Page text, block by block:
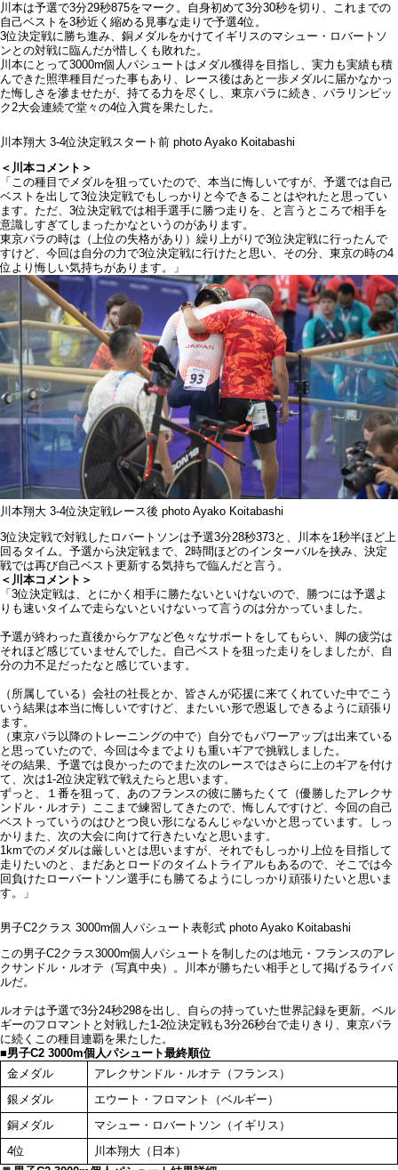
川本は予選で3分29秒875をマーク。自身初めて3分30秒を切り、これまでの
自己ベストを3秒近く縮める見事な走りで予選4位。
3位決定戦に勝ち進み、銅メダルをかけてイギリスのマシュー・ロバートソ
ンとの対戦に臨んだが惜しくも敗れた。
川本にとって3000m個人パシュートはメダル獲得を目指し、実力も実績も積
んできた照準種目だった事もあり、レース後はあと一歩メダルに届かなかっ
た悔しさを滲ませたが、持てる力を尽くし、東京パラに続き、パラリンピッ
ク2大会連続で堂々の4位入賞を果たした。
川本翔大 3-4位決定戦スタート前 photo Ayako Koitabashi
＜川本コメント＞
「この種目でメダルを狙っていたので、本当に悔しいですが、予選では自己
ベストを出して3位決定戦でもしっかりと今できることはやれたと思ってい
ます。ただ、3位決定戦では相手選手に勝つ走りを、と言うところで相手を
意識しすぎてしまったかなというのがあります。
東京パラの時は（上位の失格があり）繰り上がりで3位決定戦に行ったんで
すけど、今回は自分の力で3位決定戦に行けたと思い、その分、東京の時の4
位より悔しい気持ちがあります。」
川本翔大 3-4位決定戦レース後 photo Ayako Koitabashi
3位決定戦で対戦したロバートソンは予選3分28秒373と、川本を1秒半ほど上
回るタイム。予選から決定戦まで、2時間ほどのインターバルを挟み、決定
戦では再び自己ベスト更新する気持ちで臨んだと言う。
＜川本コメント＞
「3位決定戦は、とにかく相手に勝たないといけないので、勝つには予選よ
りも速いタイムで走らないといけないって言うのは分かっていました。
予選が終わった直後からケアなど色々なサポートをしてもらい、脚の疲労は
それほど感じていませんでした。自己ベストを狙った走りをしましたが、自
分の力不足だったなと感じています。
（所属している）会社の社長とか、皆さんが応援に来てくれていた中でこう
いう結果は本当に悔しいですけど、またいい形で恩返しできるように頑張り
ます。
（東京パラ以降のトレーニングの中で）自分でもパワーアップは出来ている
と思っていたので、今回は今までよりも重いギアで挑戦しました。
その結果、予選では良かったのでまた次のレースではさらに上のギアを付け
て、次は1-2位決定戦で戦えたらと思います。
ずっと、１番を狙って、あのフランスの彼に勝ちたくて（優勝したアレクサ
ンドル・ルオテ）ここまで練習してきたので、悔しんですけど、今回の自己
ベストっていうのはひとつ良い形になるんじゃないかと思っています。しっ
かりまた、次の大会に向けて行きたいなと思います。
1kmでのメダルは厳しいとは思いますが、それでもしっかり上位を目指して
走りたいのと、まだあとロードのタイムトライアルもあるので、そこでは今
回負けたローバートソン選手にも勝てるようにしっかり頑張りたいと思いま
す。」
男子C2クラス 3000m個人パシュート表彰式 photo Ayako Koitabashi
この男子C2クラス3000m個人パシュートを制したのは地元・フランスのアレ
クサンドル・ルオテ（写真中央）。川本が勝ちたい相手として掲げるライバ
ルだ。
ルオテは予選で3分24秒298を出し、自らの持っていた世界記録を更新。ベル
ギーのフロマントと対戦した1-2位決定戦も3分26秒台で走りきり、東京パラ
に続くこの種目連覇を果たした。
■男子C2 3000m個人パシュート最終順位
金メダル
アレクサンドル・ルオテ（フランス）
銀メダル
エウート・フロマント（ベルギー）
銅メダル
マシュー・ロバートソン（イギリス）
4位
川本翔大（日本）